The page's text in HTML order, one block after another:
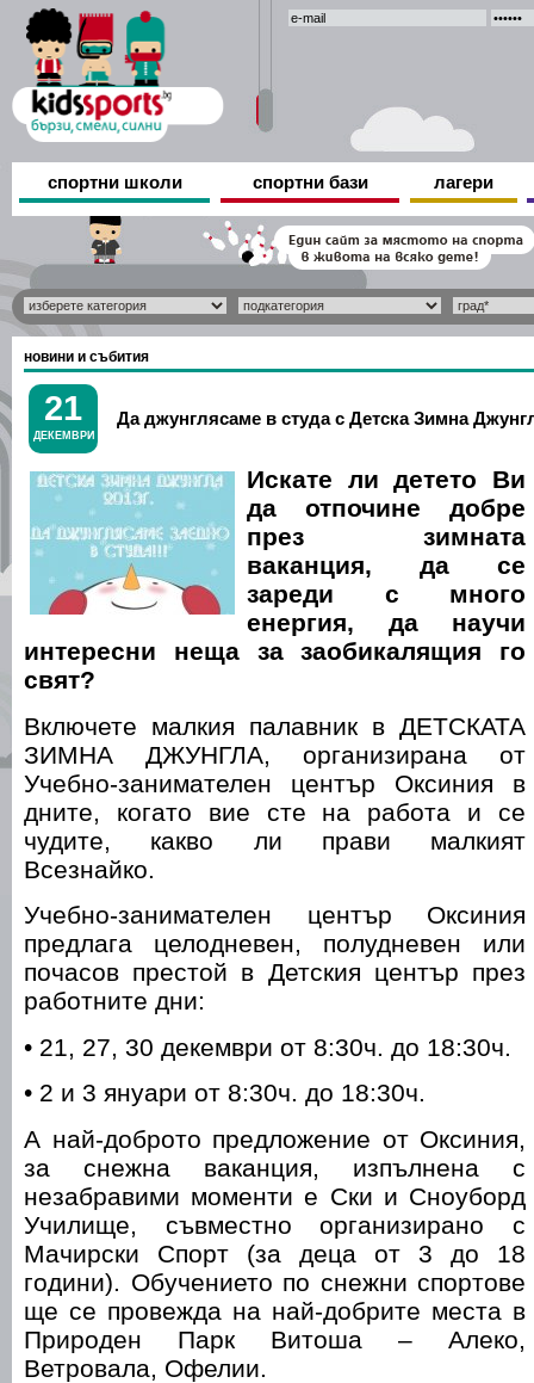
спортни школи спортни бази лагери
новини и събития
21
ДЕКЕМВРИ
Да джунглясаме в студа с Детска Зимна
Искате ли детето Ви
да отпочине добре
през зимната
ваканция, да се
зареди с много
енергия, да научи
интересни неща за заобикалящия го
свят?
Включете малкия палавник в ДЕТСКАТА
ЗИМНА ДЖУНГЛА, организирана от
Учебно-занимателен център Оксиния в
дните, когато вие сте на работа и се
чудите, какво ли прави малкият
Всезнайко.
Учебно-занимателен център Оксиния
предлага целодневен, полудневен или
почасов престой в Детския център през
работните дни:
• 21, 27, 30 декември от 8:30ч. до 18:30ч.
• 2 и 3 януари от 8:30ч. до 18:30ч.
А най-доброто предложение от Оксиния,
за снежна ваканция, изпълнена с
незабравими моменти е Ски и Сноуборд
Училище, съвместно организирано с
Мачирски Спорт (за деца от 3 до 18
години). Обучението по снежни спортове
ще се провежда на най-добрите места в
Природен Парк Витоша – Алеко,
Ветровала, Офелии.